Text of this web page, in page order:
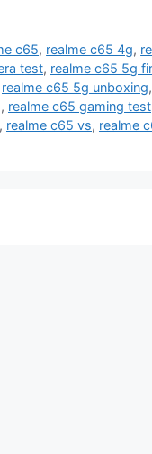
c65, realme c65 4g,
test, realme c65 5g
realme c65 5g unboxing,
, realme c65 gaming test
, realme c65 vs, realme